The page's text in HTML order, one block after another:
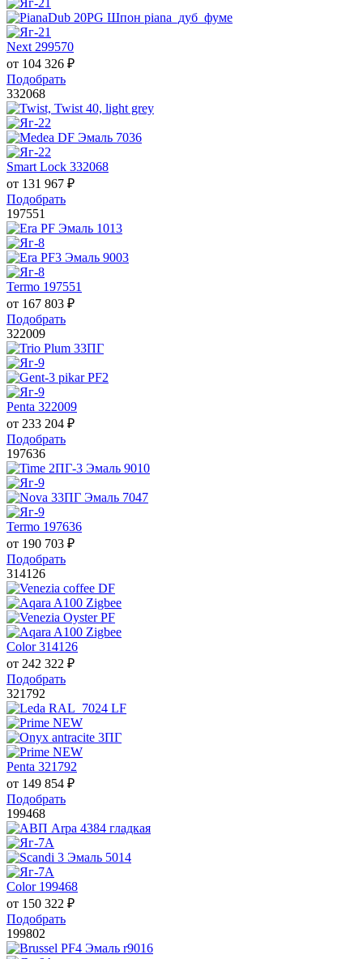
Next 299570
от 104 326 ₽
Подобрать
332068
Smart Lock 332068
от 131 967 ₽
Подобрать
197551
Termo 197551
от 167 803 ₽
Подобрать
322009
Penta 322009
от 233 204 ₽
Подобрать
197636
Termo 197636
от 190 703 ₽
Подобрать
314126
Color 314126
от 242 322 ₽
Подобрать
321792
Penta 321792
от 149 854 ₽
Подобрать
199468
Color 199468
от 150 322 ₽
Подобрать
199802